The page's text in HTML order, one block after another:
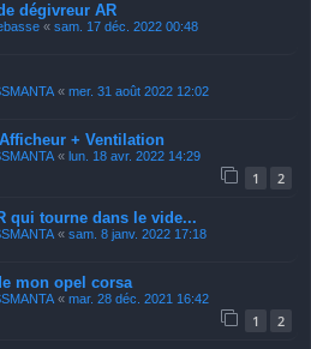
dégivreur AR
« sam. 17 déc. 2022 00:48
« mer. 31 août 2022 12:02
+ Ventilation
« lun. 18 avr. 2022 14:29
1 2
qui tourne dans le vide...
« sam. 8 janv. 2022 17:18
mon opel corsa
« mar. 28 déc. 2021 16:42
1 2